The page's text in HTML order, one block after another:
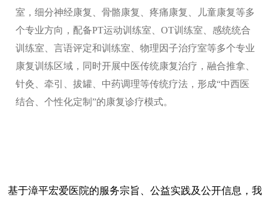
室，细分神经康复、骨骼康复、疼痛康复、儿童康复等多
个专业方向，配备PT运动训练室、OT训练室、感统统合
训练室、言语评定和训练室、物理因子治疗室等多个专业
康复训练区域，同时开展中医传统康复治疗，融合推拿、
针灸、牵引、拔罐、中药调理等传统疗法，形成“中西医
结合、个性化定制”的康复诊疗模式。
基于漳平宏爱医院的服务宗旨、公益实践及公开信息，我